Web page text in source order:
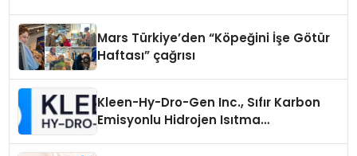
Mars Türkiye’den “Köpeğini İşe Götür
Haftası” çağrısı
Kleen-Hy-Dro-Gen Inc., Sıfır Karbon
Emisyonlu Hidrojen Isıtma